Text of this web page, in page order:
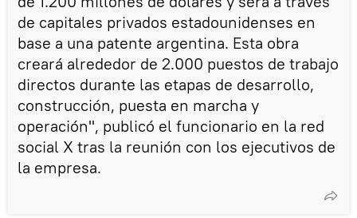
de capitales privados estadounidenses en
base a una patente argentina. Esta obra
creará alrededor de 2.000 puestos de trabajo
directos durante las etapas de desarrollo,
construcción, puesta en marcha y
operación", publicó el funcionario en la red
social X tras la reunión con los ejecutivos de
la empresa.